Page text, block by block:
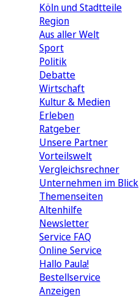
Köln und Stadtteile
Region
Aus aller Welt
Sport
Politik
Debatte
Wirtschaft
Kultur & Medien
Erleben
Ratgeber
Unsere Partner
Vorteilswelt
Vergleichsrechner
Unternehmen im Blick
Themenseiten
Altenhilfe
Newsletter
Service FAQ
Online Service
Hallo Paula!
Bestellservice
Anzeigen